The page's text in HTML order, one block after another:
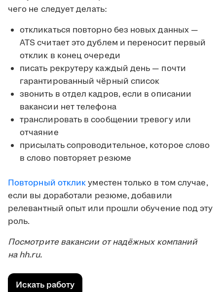
чего не следует делать:
откликаться повторно без новых данных —
ATS считает это дублем и переносит первый
отклик в конец очереди
писать рекрутеру каждый день — почти
гарантированный чёрный список
звонить в отдел кадров, если в описании
вакансии нет телефона
транслировать в сообщении тревогу или
отчаяние
присылать сопроводительное, которое слово
в слово повторяет резюме
Повторный откликуместен только в том случае,
если вы доработали резюме, добавили
релевантный опыт или прошли обучение под эту
роль.
Посмотрите вакансии от надёжных компаний
на hh.ru.
Искать работу